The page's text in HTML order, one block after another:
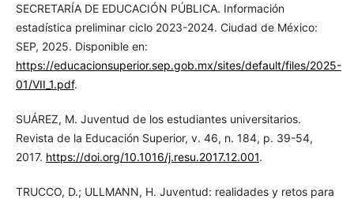
SECRETARÍA DE EDUCACIÓN PÚBLICA. Información
estadística preliminar ciclo 2023-2024. Ciudad de México:
SEP, 2025. Disponible en:
https://educacionsuperior.sep.gob.mx/sites/default/files/2025-
01/VII_1.pdf.
SUÁREZ, M. Juventud de los estudiantes universitarios.
Revista de la Educación Superior, v. 46, n. 184, p. 39-54,
2017. https://doi.org/10.1016/j.resu.2017.12.001.
TRUCCO, D.; ULLMANN, H. Juventud: realidades y retos para